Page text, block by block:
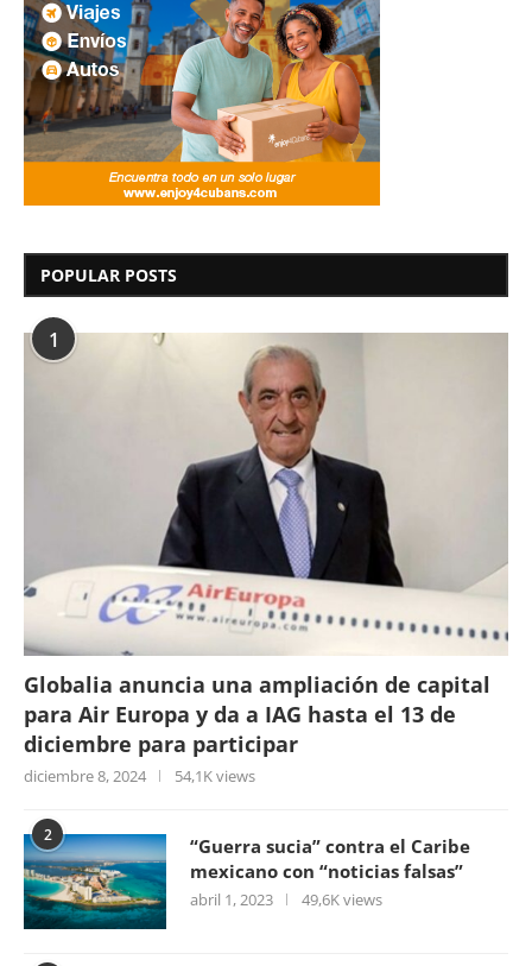
POPULAR POSTS
1
Globalia anuncia una ampliación de capital
para Air Europa y da a IAG hasta el 13 de
diciembre para participar
diciembre 8, 2024 54,1K views
2
“Guerra sucia” contra el Caribe
mexicano con “noticias falsas”
abril 1, 2023 49,6K views